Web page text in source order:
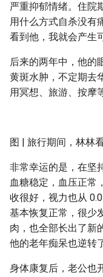
严重抑郁情绪。住院
用什么方式自杀没有
看到他，我就会产生
后来的两年中，他的
黄斑水肿，不定期去
用冥想、旅游、按摩
图 | 旅行期间，林林
非常幸运的是，在坚
血糖稳定，血压正常
收很好，视力也从
基本恢复正常，很少
肉，也全部长出了新
他的老年痴呆也逆转
身体康复后，老公也